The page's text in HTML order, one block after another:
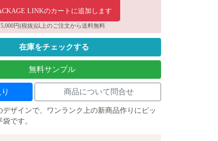
LINKのカートに追加します
5,000円(税抜)以上のご注文から送料無料
在庫をチェックする
無料サンプル
商品について問合せ
デザインで、ワンランク上の新商品作りにピッ
です。